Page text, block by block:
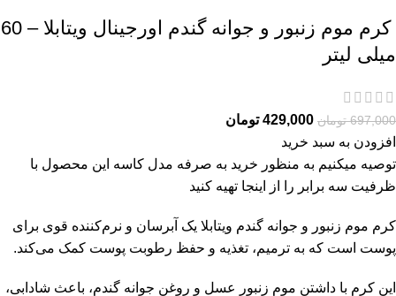
کرم موم زنبور و جوانه گندم اورجینال ویتابلا – 60
میلی لیتر
697,000 تومان 429,000 تومان
افزودن به سبد خرید
توصیه میکنیم به منظور خرید به صرفه مدل کاسه این محصول با
ظرفیت سه برابر را از
اینجا تهیه کنید
کرم موم زنبور و جوانه گندم ویتابلا یک آبرسان و نرم‌کننده قوی برای
پوست است که به ترمیم، تغذیه و حفظ رطوبت پوست کمک می‌کند.
این کرم با داشتن موم زنبور عسل و روغن جوانه گندم، باعث شادابی،